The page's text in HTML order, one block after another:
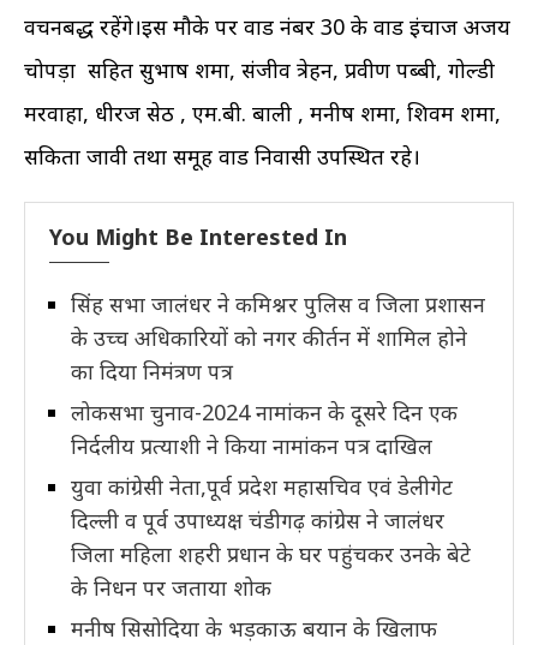
वचनबद्ध रहेंगे।इस मौके पर वार्ड नंबर 30 के वार्ड इंचार्ज अजय
चोपड़ा सहित सुभाष शर्मा, संजीव त्रेहन, प्रवीण पब्बी, गोल्डी
मरवाहा, धीरज सेठ , एम.बी. बाली , मनीष शर्मा, शिवम शर्मा,
सकिता जावी तथा समूह वार्ड निवासी उपस्थित रहे।
You Might Be Interested In
सिंह सभा जालंधर ने कमिश्नर पुलिस व जिला प्रशासन
के उच्च अधिकारियों को नगर कीर्तन में शामिल होने
का दिया निमंत्रण पत्र
लोकसभा चुनाव-2024 नामांकन के दूसरे दिन एक
निर्दलीय प्रत्याशी ने किया नामांकन पत्र दाखिल
युवा कांग्रेसी नेता,पूर्व प्रदेश महासचिव एवं डेलीगेट
दिल्ली व पूर्व उपाध्यक्ष चंडीगढ़ कांग्रेस ने जालंधर
जिला महिला शहरी प्रधान के घर पहुंचकर उनके बेटे
के निधन पर जताया शोक
मनीष सिसोदिया के भड़काऊ बयान के खिलाफ